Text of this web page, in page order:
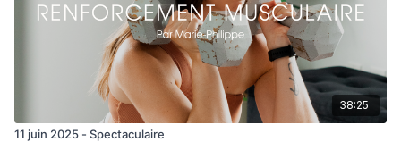
38:25
11 juin 2025 - Spectaculaire